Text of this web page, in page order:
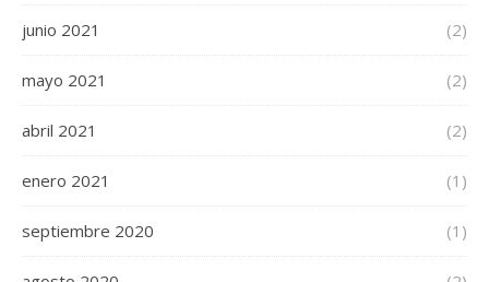
junio 2021 (2)
mayo 2021 (2)
abril 2021 (2)
enero 2021 (1)
septiembre 2020 (1)